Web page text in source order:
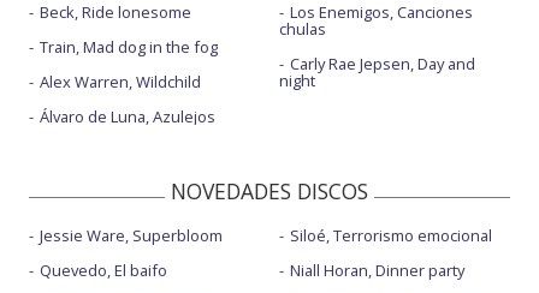
Beck, Ride lonesome
Train, Mad dog in the fog
Alex Warren, Wildchild
Álvaro de Luna, Azulejos
Los Enemigos, Canciones
chulas
Carly Rae Jepsen, Day and
night
NOVEDADES DISCOS
Jessie Ware, Superbloom
Quevedo, El baifo
Siloé, Terrorismo emocional
Niall Horan, Dinner party